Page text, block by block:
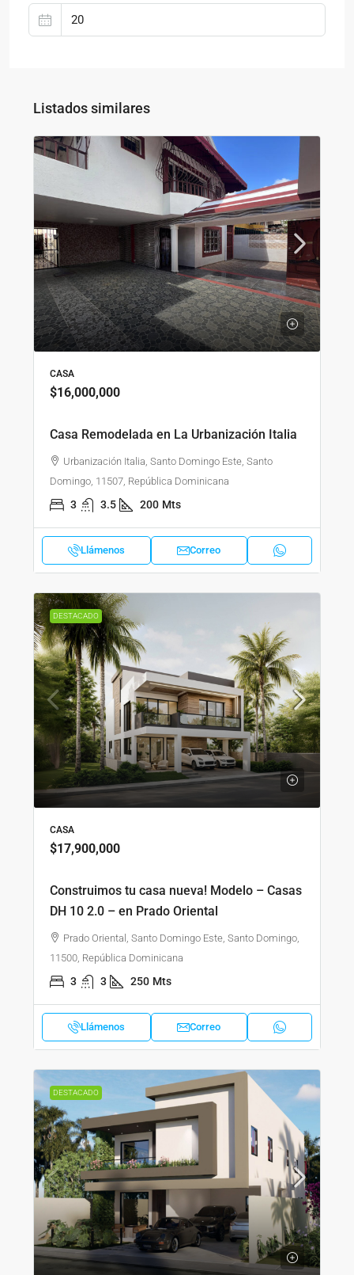
Listados similares
CASA
$16,000,000
Casa Remodelada en La Urbanización Italia
Urbanización Italia, Santo Domingo Este, Santo
Domingo, 11507, República Dominicana
3 3.5 200 Mts
Llámenos Correo
DESTACADO
CASA
$17,900,000
Construimos tu casa nueva! Modelo – Casas
DH 10 2.0 – en Prado Oriental
Prado Oriental, Santo Domingo Este, Santo Domingo,
11500, República Dominicana
3 3 250 Mts
Llámenos Correo
DESTACADO